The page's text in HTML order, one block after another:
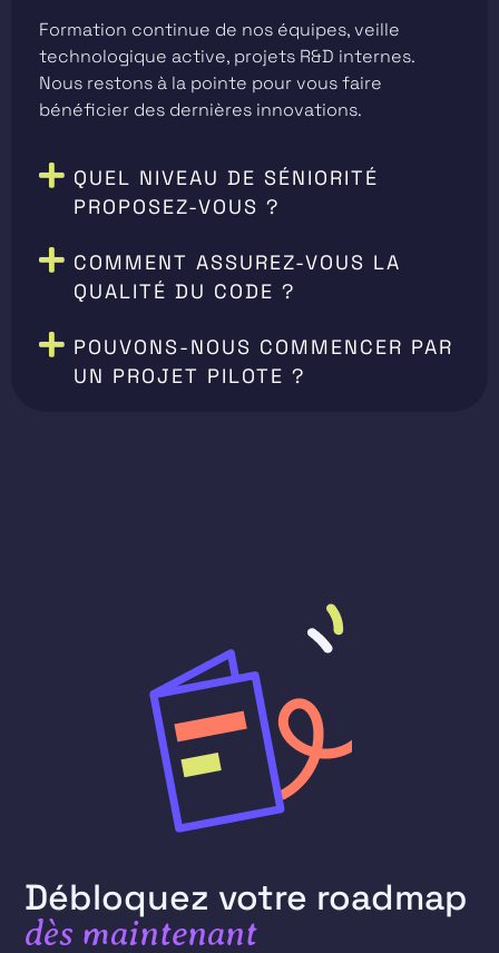
Formation continue de nos équipes, veille
technologique active, projets R&D internes.
Nous restons à la pointe pour vous faire
bénéficier des dernières innovations.
QUEL NIVEAU DE SÉNIORITÉ
PROPOSEZ-VOUS ?
COMMENT ASSUREZ-VOUS LA
QUALITÉ DU CODE ?
POUVONS-NOUS COMMENCER PAR
UN PROJET PILOTE ?
Débloquez votre roadmap
dès maintenant